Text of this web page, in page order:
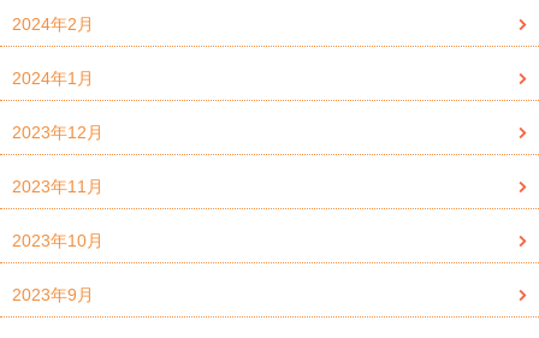
2024年2月
2024年1月
2023年12月
2023年11月
2023年10月
2023年9月